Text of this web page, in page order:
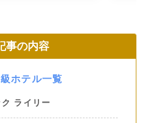
事の内容
ホテル一覧
ライリー